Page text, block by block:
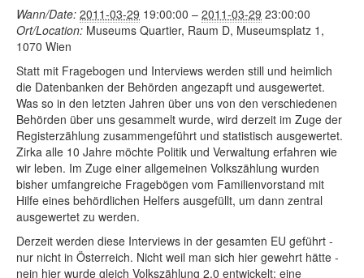
Wann/Date: 2011-03-29 19:00:00 – 2011-03-29 23:00:00
Ort/Location: Museums Quartier, Raum D, Museumsplatz 1,
1070 Wien
Statt mit Fragebogen und Interviews werden still und heimlich
die Datenbanken der Behörden angezapft und ausgewertet.
Was so in den letzten Jahren über uns von den verschiedenen
Behörden über uns gesammelt wurde, wird derzeit im Zuge der
Registerzählung zusammengeführt und statistisch ausgewertet.
Zirka alle 10 Jahre möchte Politik und Verwaltung erfahren wie
wir leben. Im Zuge einer allgemeinen Volkszählung wurden
bisher umfangreiche Fragebögen vom Familienvorstand mit
Hilfe eines behördlichen Helfers ausgefüllt, um dann zentral
ausgewertet zu werden.
Derzeit werden diese Interviews in der gesamten EU geführt -
nur nicht in Österreich. Nicht weil man sich hier gewehrt hätte -
nein hier wurde gleich Volkszählung 2.0 entwickelt; eine